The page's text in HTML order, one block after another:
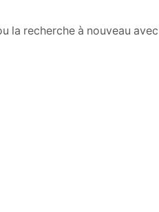
la recherche à nouveau